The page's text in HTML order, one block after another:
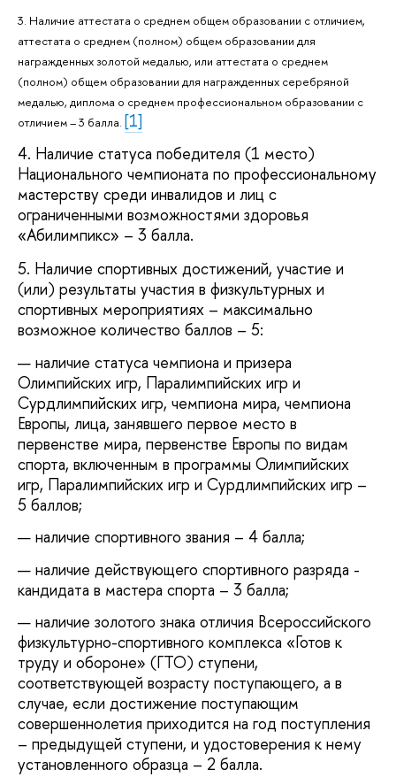
3. Наличие аттестата о среднем общем образовании с отличием,
аттестата о среднем (полном) общем образовании для
награжденных золотой медалью, или аттестата о среднем
(полном) общем образовании для награжденных серебряной
медалью, диплома о среднем профессиональном образовании с
отличием – 3 балла. [1]
4. Наличие статуса победителя (1 место)
Национального чемпионата по профессиональному
мастерству среди инвалидов и лиц с
ограниченными возможностями здоровья
«Абилимпикс» – 3 балла.
5. Наличие спортивных достижений, участие и
(или) результаты участия в физкультурных и
спортивных мероприятиях – максимально
возможное количество баллов – 5:
наличие статуса чемпиона и призера
Олимпийских игр, Паралимпийских игр и
Сурдлимпийских игр, чемпиона мира, чемпиона
Европы, лица, занявшего первое место в
первенстве мира, первенстве Европы по видам
спорта, включенным в программы Олимпийских
игр, Паралимпийских игр и Сурдлимпийских игр –
5 баллов;
наличие спортивного звания – 4 балла;
наличие действующего спортивного разряда -
кандидата в мастера спорта – 3 балла;
наличие золотого знака отличия Всероссийского
физкультурно-спортивного комплекса «Готов к
труду и обороне» (ГТО) ступени,
соответствующей возрасту поступающего, а в
случае, если достижение поступающим
совершеннолетия приходится на год поступления
– предыдущей ступени, и удостоверения к нему
установленного образца – 2 балла.